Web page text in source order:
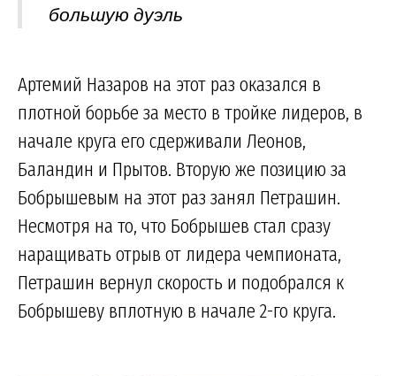
большую дуэль
Артемий Назаров на этот раз оказался в
плотной борьбе за место в тройке лидеров, в
начале круга его сдерживали Леонов,
Баландин и Прытов. Вторую же позицию за
Бобрышевым на этот раз занял Петрашин.
Несмотря на то, что Бобрышев стал сразу
наращивать отрыв от лидера чемпионата,
Петрашин вернул скорость и подобрался к
Бобрышеву вплотную в начале 2-го круга.